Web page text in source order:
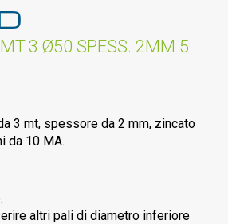
Ø50 SPESS. 2MM 5
3 mt, spessore da 2 mm, zincato
da 10 MA.
altri pali di diametro inferiore